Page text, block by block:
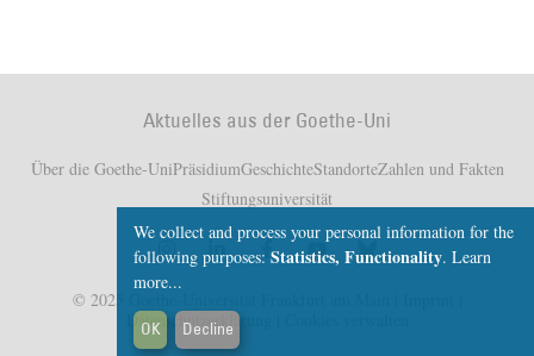
Aktuelles aus der Goethe-Uni
Über die Goethe-UniPräsidiumGeschichteStandorteZahlen und Fakten
Stiftungsuniversität
© 2025 Goethe-Universität Frankfurt am Main |
Datenschutzerklärung
We collect and process your personal information for the
following purposes: Statistics, Functionality. Learn
more...
OK Decline